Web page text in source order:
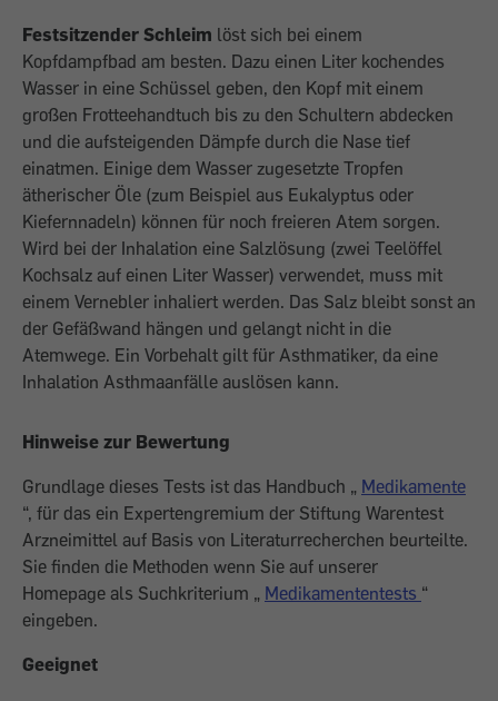
Festsitzender Schleim löst sich bei einem
Kopfdampfbad am besten. Dazu einen Liter kochendes
Wasser in eine Schüssel geben, den Kopf mit einem
großen Frotteehandtuch bis zu den Schultern abdecken
und die aufsteigenden Dämpfe durch die Nase tief
einatmen. Einige dem Wasser zugesetzte Tropfen
ätherischer Öle (zum Beispiel aus Eukalyptus oder
Kiefernnadeln) können für noch freieren Atem sorgen.
Wird bei der Inhalation eine Salzlösung (zwei Teelöffel
Kochsalz auf einen Liter Wasser) verwendet, muss mit
einem Vernebler inhaliert werden. Das Salz bleibt sonst an
der Gefäßwand hängen und gelangt nicht in die
Atemwege. Ein Vorbehalt gilt für Asthmatiker, da eine
Inhalation Asthmaanfälle auslösen kann.
Hinweise zur Bewertung
Grundlage dieses Tests ist das Handbuch „ Medikamente
“, für das ein Expertengremium der Stiftung Warentest
Arzneimittel auf Basis von Literaturrecherchen beurteilte.
Sie finden die Methoden wenn Sie auf unserer
Homepage als Suchkriterium „ Medikamententests “
eingeben.
Geeignet